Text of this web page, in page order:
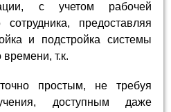
с учетом рабочей
сотрудника, предоставляя
и подстройка системы
т.к.
простым, не требуя
доступным даже